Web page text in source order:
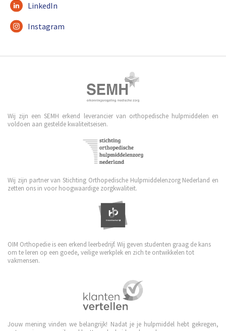
LinkedIn
Instagram
Wij zijn een SEMH erkend leverancier van orthopedische hulpmiddelen en
voldoen aan gestelde kwaliteitseisen.
Wij zijn partner van Stichting Orthopedische Hulpmiddelenzorg Nederland en
zetten ons in voor hoogwaardige zorgkwaliteit.
OIM Orthopedie is een erkend leerbedrijf. Wij geven studenten graag de kans
om te leren op een goede, veilige werkplek en zich te ontwikkelen tot
vakmensen.
Jouw mening vinden we belangrijk! Nadat je je hulpmiddel hebt gekregen,